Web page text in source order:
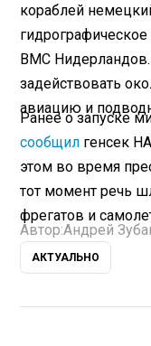
кораблей
ВМС
задействовать
авиацию и
Ранее о запуске
сообщил генсек
этом во время
тот момент речь
фрегатов и
Автор:Андрей
АКТУАЛЬНО